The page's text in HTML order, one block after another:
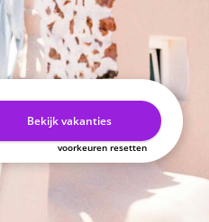
Bekijk vakanties
voorkeuren resetten